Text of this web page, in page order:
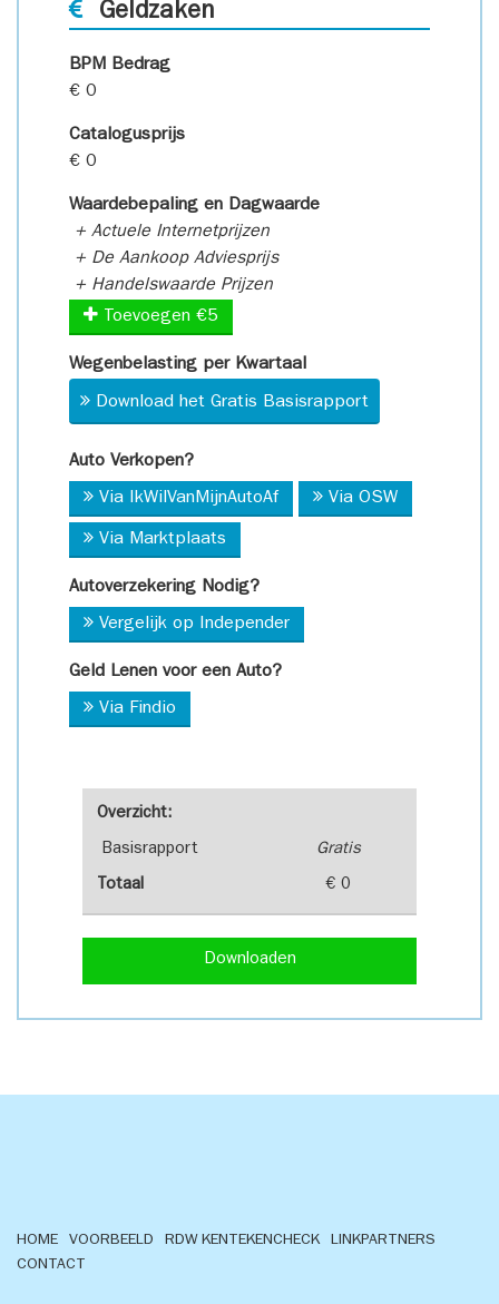
Overzicht:
Basisrapport Gratis
Totaal € 0
Downloaden
Geldzaken
BPM Bedrag
€ 0
Catalogusprijs
€ 0
Waardebepaling en Dagwaarde
+ Actuele Internetprijzen
+ De Aankoop Adviesprijs
+ Handelswaarde Prijzen
Toevoegen €5
Wegenbelasting per Kwartaal
Download het Gratis Basisrapport
Auto Verkopen?
Via IkWilVanMijnAutoAf Via OSW
Via Marktplaats
Autoverzekering Nodig?
Vergelijk op Independer
Geld Lenen voor een Auto?
Via Findio
HOME VOORBEELD RDW KENTEKENCHECK
LINKPARTNERS
CONTACT